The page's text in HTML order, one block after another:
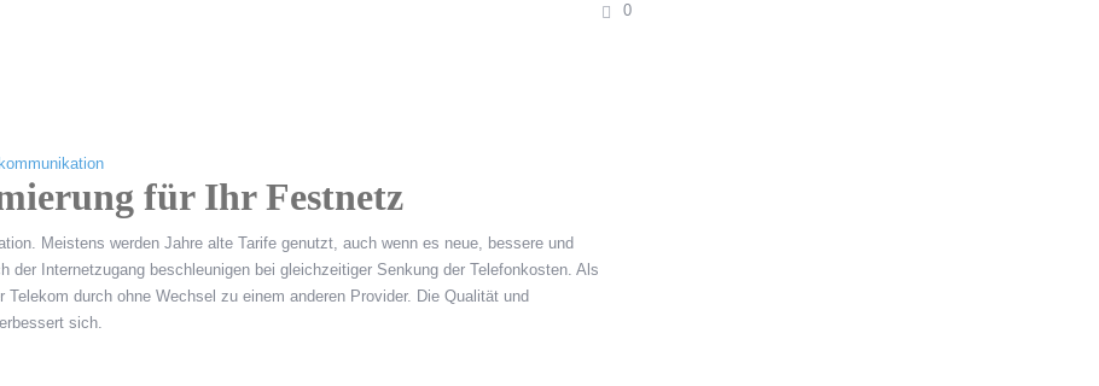
0
für Ihr Festnetz
Meistens werden Jahre alte Tarife genutzt, auch wenn es neue, bessere und
Internetzugang beschleunigen bei gleichzeitiger Senkung der Telefonkosten. Als
durch ohne Wechsel zu einem anderen Provider. Die Qualität und
sich.